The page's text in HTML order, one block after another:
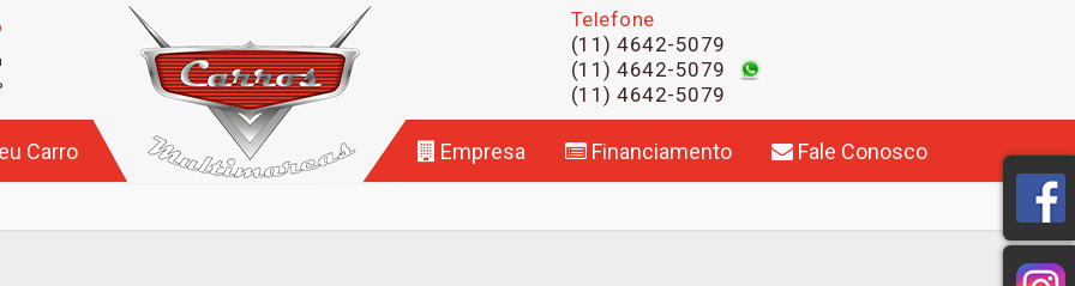
Telefone
(11) 4642-5079
(11) 4642-5079
(11) 4642-5079
Carro Empresa Financiamento Fale Conosco